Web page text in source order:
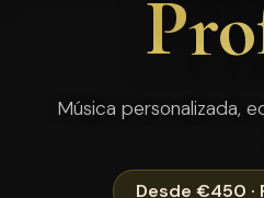
Música personalizada,
Desde €450 ·